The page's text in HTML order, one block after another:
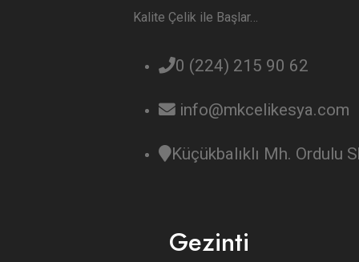
Kalite Çelik ile Başlar…
0 (224) 215 90 62
info@mkcelikesya.com
Küçükbalıklı Mh. Ordulu
Gezinti